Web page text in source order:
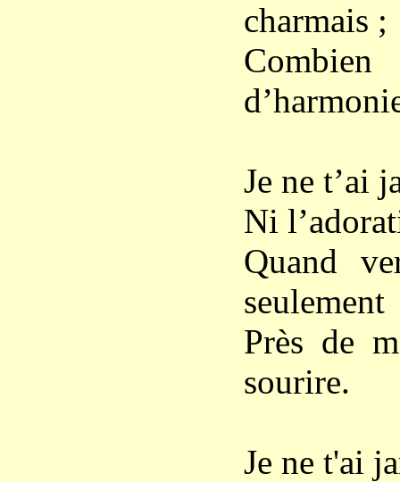
charmais ;
Je ne t’ai
Ni
Quand
seulement
Près de
sourire.
Je ne t'ai